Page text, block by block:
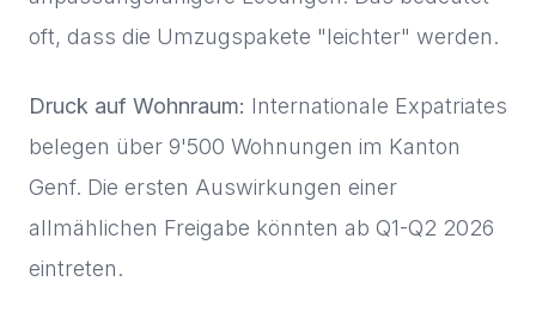
oft, dass die Umzugspakete "leichter" werden.
Druck auf Wohnraum: Internationale Expatriates
belegen über 9'500 Wohnungen im Kanton
Genf. Die ersten Auswirkungen einer
allmählichen Freigabe könnten ab Q1-Q2 2026
eintreten.